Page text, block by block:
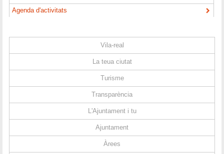
Agenda d'activitats
Vila-real
La teua ciutat
Turisme
Transparència
L'Ajuntament i tu
Ajuntament
Àrees